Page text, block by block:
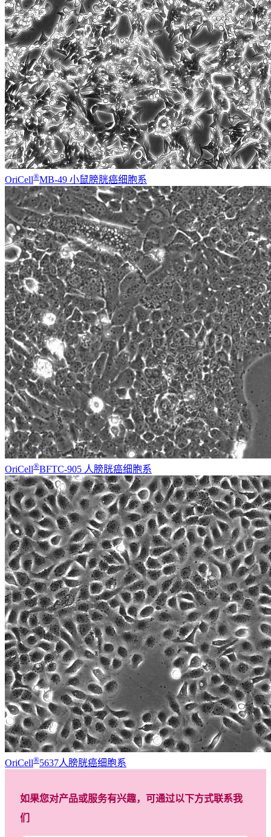
OriCell®MB-49 小鼠膀胱癌细胞系
OriCell®BFTC-905 人膀胱癌细胞系
OriCell®5637人膀胱癌细胞系
如果您对产品或服务有兴趣，可通过以下方式联系我
们